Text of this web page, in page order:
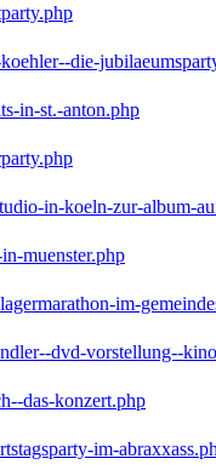
die-
in-st.-anton.php
in-koeln-zur-album-
muenster.php
im-
dvd-vorstellung--
das-konzert.php
im-